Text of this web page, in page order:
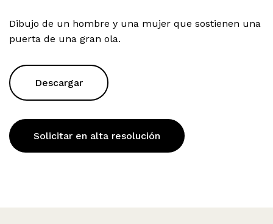
Dibujo de un hombre y una mujer que sostienen una
puerta de una gran ola.
Descargar
Solicitar en alta resolución